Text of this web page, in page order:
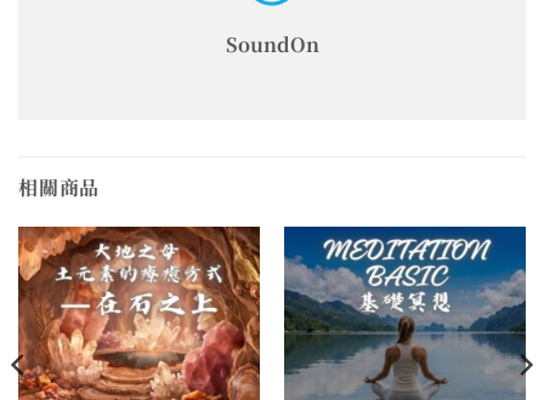
SoundOn
相關商品